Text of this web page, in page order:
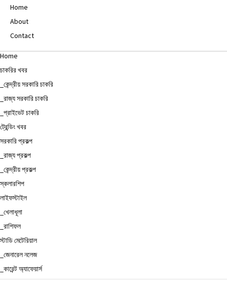
Home
About
Contact
Home
চাকরির খবর
_কেন্দ্রীয় সরকারি চাকরি
_রাজ্য সরকারি চাকরি
_প্রাইভেট চাকরি
ট্রেন্ডিং খবর
সরকারি প্রকল্প
_রাজ্য প্রকল্প
_কেন্দ্রীয় প্রকল্প
স্কলারশিপ
লাইফস্টাইল
_খেলাধূলা
_রাশিফল
স্টাডি মেটেরিয়াল
_জেনারেল নলেজ
_কারেন্ট অ্যাফেয়ার্স